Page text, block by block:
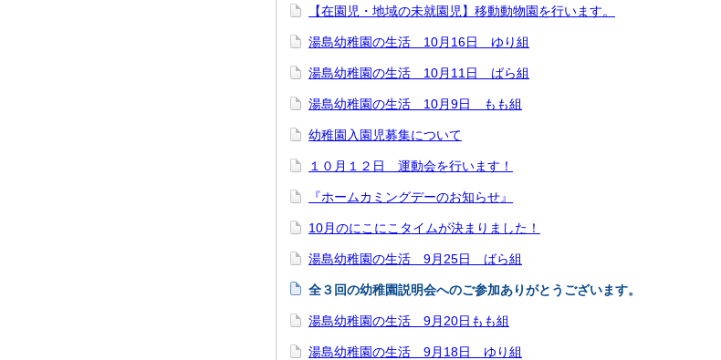
【在園児・地域の未就園児】移動動物園を行います。
湯島幼稚園の生活 10月16日 ゆり組
湯島幼稚園の生活 10月11日 ばら組
湯島幼稚園の生活 10月9日 もも組
幼稚園入園児募集について
１０月１２日 運動会を行います！
『ホームカミングデーのお知らせ』
10月のにこにこタイムが決まりました！
湯島幼稚園の生活 9月25日 ばら組
全３回の幼稚園説明会へのご参加ありがとうございます。
湯島幼稚園の生活 9月20日もも組
湯島幼稚園の生活 9月18日 ゆり組